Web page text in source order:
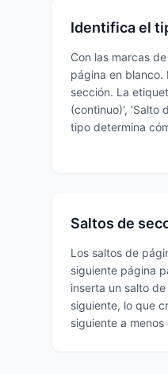
Identifica el
Con las marcas
página en blanco.
sección. La
(continuo)', 'Salto
tipo determina
Saltos de
Los saltos de
siguiente página
inserta un salto
siguiente, lo que
siguiente a